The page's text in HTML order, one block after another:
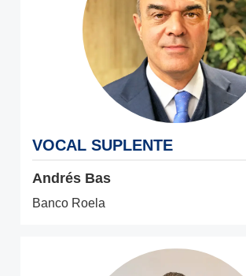
VOCAL SUPLENTE
Andrés Bas
Banco Roela